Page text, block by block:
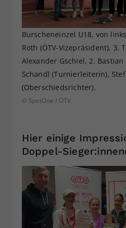
Burscheneinzel U18, von
Roth (ÖTV-Vizepräsident), 3.
Alexander Gschiel, 2. Bastian
Schandl (Turnierleiterin),
(Oberschiedsrichter).
© SpotOne / ÖTV
Hier einige
Doppel-